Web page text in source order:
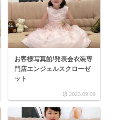
お客様写真館/発表会衣装専
門店エンジェルスクローゼ
ット
2023.09.09